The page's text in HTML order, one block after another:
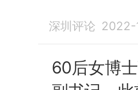
深圳评论 2022-
60后女博